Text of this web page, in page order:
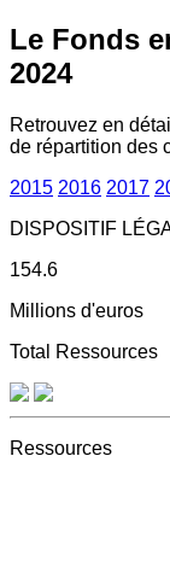
Le Fonds
2024
Retrouvez en
de répartition des
2015 2016 2017
DISPOSITIF
154.6
Millions d'euros
Total Ressources
Ressources